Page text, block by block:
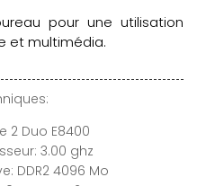
pour une utilisation
et multimédia.
2 Duo E8400
3.00 ghz
DDR2 4096 Mo